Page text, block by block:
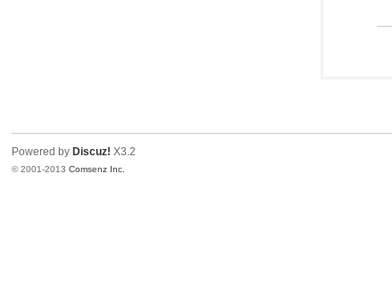
Powered by Discuz! X3.2
© 2001-2013Comsenz Inc.